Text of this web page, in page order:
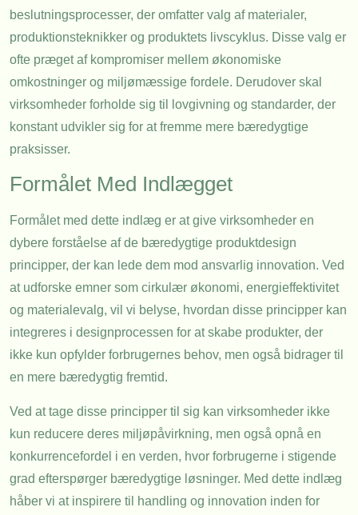
beslutningsprocesser, der omfatter valg af materialer,
produktionsteknikker og produktets livscyklus. Disse valg er
ofte præget af kompromiser mellem økonomiske
omkostninger og miljømæssige fordele. Derudover skal
virksomheder forholde sig til lovgivning og standarder, der
konstant udvikler sig for at fremme mere bæredygtige
praksisser.
Formålet Med Indlægget
Formålet med dette indlæg er at give virksomheder en
dybere forståelse af de bæredygtige produktdesign
principper, der kan lede dem mod ansvarlig innovation. Ved
at udforske emner som cirkulær økonomi, energieffektivitet
og materialevalg, vil vi belyse, hvordan disse principper kan
integreres i designprocessen for at skabe produkter, der
ikke kun opfylder forbrugernes behov, men også bidrager til
en mere bæredygtig fremtid.
Ved at tage disse principper til sig kan virksomheder ikke
kun reducere deres miljøpåvirkning, men også opnå en
konkurrencefordel i en verden, hvor forbrugerne i stigende
grad efterspørger bæredygtige løsninger. Med dette indlæg
håber vi at inspirere til handling og innovation inden for